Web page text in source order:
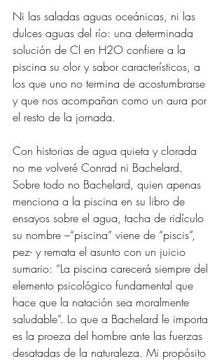
Ni las saladas aguas oceánicas, ni las
dulces aguas del río: una determinada
solución de Cl en H2O confiere a la
piscina su olor y sabor característicos, a
los que uno no termina de acostumbrarse
y que nos acompañan como un aura por
el resto de la jornada.
Con historias de agua quieta y clorada
no me volveré Conrad ni Bachelard.
Sobre todo no Bachelard, quien apenas
menciona a la piscina en su libro de
ensayos sobre el agua, tacha de ridículo
su nombre –“piscina” viene de “piscis”,
pez- y remata el asunto con un juicio
sumario: “La piscina carecerá siempre del
elemento psicológico fundamental que
hace que la natación sea moralmente
saludable”. Lo que a Bachelard le importa
es la proeza del hombre ante las fuerzas
desatadas de la naturaleza. Mi propósito